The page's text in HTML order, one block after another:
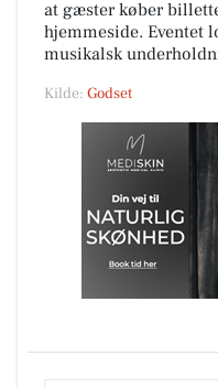
at gæster køber
hjemmeside. Eventet
musikalsk
Kilde: Godset